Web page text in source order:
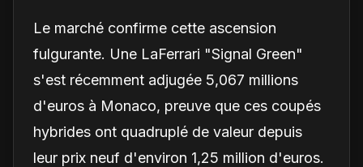
Le marché confirme cette ascension
fulgurante. Une LaFerrari "Signal Green"
s'est récemment adjugée 5,067 millions
d'euros à Monaco, preuve que ces coupés
hybrides ont quadruplé de valeur depuis
leur prix neuf d'environ 1,25 million d'euros.